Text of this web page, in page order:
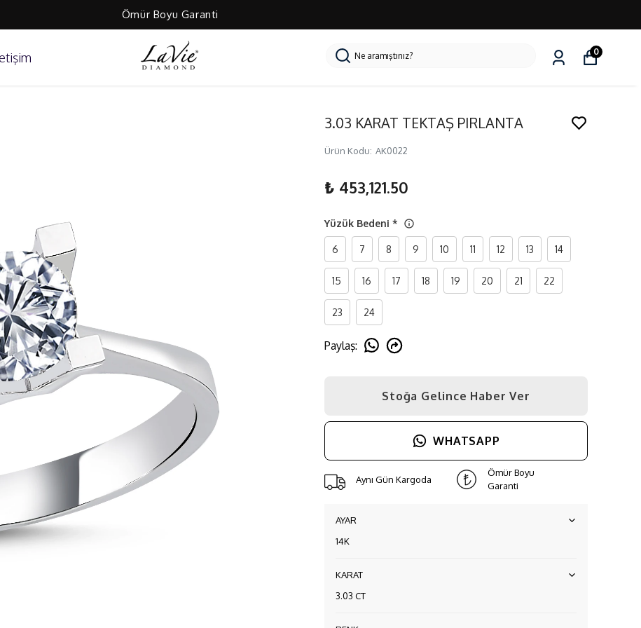
Ömür Boyu Garanti
0
3.03 KARAT TEKTAŞ PIRLANTA
Ürün Kodu: AK0022
₺ 453,121.50
Yüzük Bedeni *
6 7 8 9 10 11 12 13 14
15 16 17 18 19 20 21 22
23 24
Paylaş:
Stoğa Gelince Haber Ver
WHATSAPP
Aynı Gün Kargoda
Ömür Boyu
Garanti
AYAR
14K
KARAT
3.03 CT